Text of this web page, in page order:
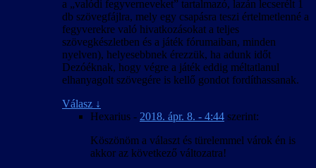
a „valódi fegyverneveket” tartalmazó, lazán lecserélt 1
db szövegfájlra, mely egy csapásra teszi értelmetlenné a
fegyverekre való hivatkozásokat a teljes
szövegkészletben és a játék fórumaiban, minden
nyelven), helyesebbnek érezzük, ha adunk időt
Dezóéknak, hogy végre a játék eddig méltatlanul
elhanyagolt szövegére is kellő gondot fordíthassanak.
Válasz ↓
Hexarius - 2018. ápr. 8. - 4:44 szerint:
Köszönöm a választ és türelemmel várok én is
akkor az következő változatra!